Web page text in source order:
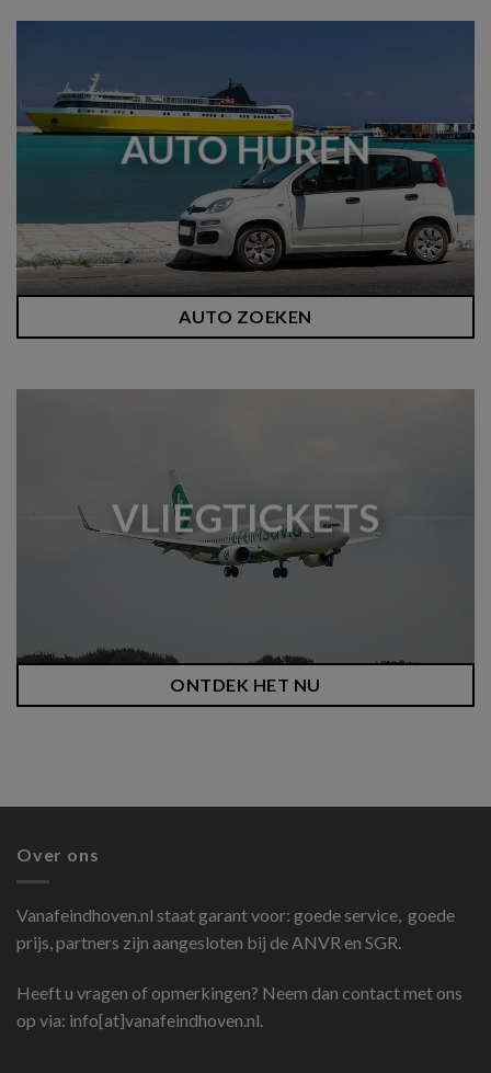
AUTO HUREN
AUTO ZOEKEN
VLIEGTICKETS
ONTDEK HET NU
Over ons
Vanafeindhoven.nl staat garant voor: goede service, goede
prijs, partners zijn aangesloten bij de ANVR en SGR.
Heeft u vragen of opmerkingen? Neem dan contact met ons
op via: info[at]vanafeindhoven.nl.